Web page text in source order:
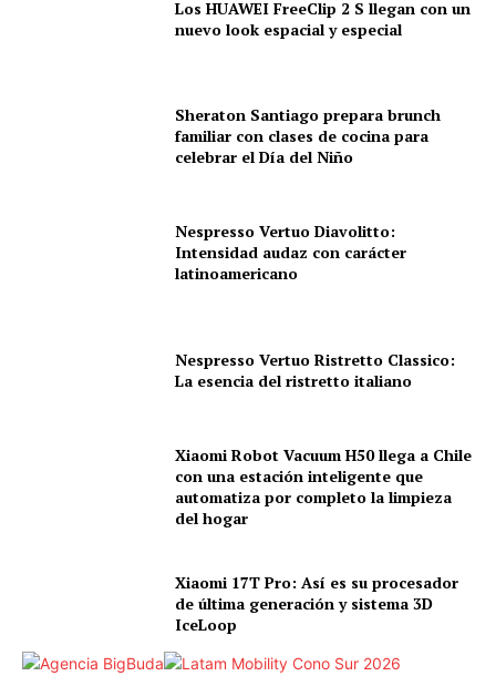
Los HUAWEI FreeClip 2 S llegan con un
nuevo look espacial y especial
Sheraton Santiago prepara brunch
familiar con clases de cocina para
celebrar el Día del Niño
Nespresso Vertuo Diavolitto:
Intensidad audaz con carácter
latinoamericano
Nespresso Vertuo Ristretto Classico:
La esencia del ristretto italiano
Xiaomi Robot Vacuum H50 llega a Chile
con una estación inteligente que
automatiza por completo la limpieza
del hogar
Xiaomi 17T Pro: Así es su procesador
de última generación y sistema 3D
IceLoop